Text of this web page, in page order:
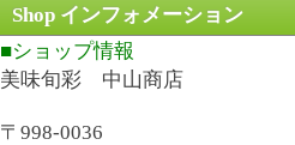
Shop インフォメーション
■ショップ情報
美味旬彩 中山商店
〒998-0036